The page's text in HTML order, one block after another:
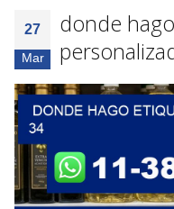
27
Mar
donde